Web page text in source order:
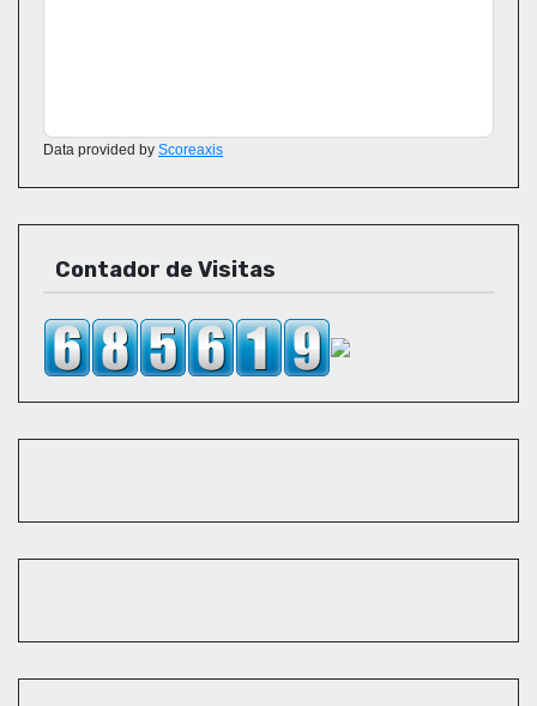
Data provided by Scoreaxis
Contador de Visitas